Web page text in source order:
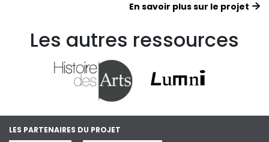
En savoir plus sur le projet
Les autres ressources
LES PARTENAIRES DU PROJET